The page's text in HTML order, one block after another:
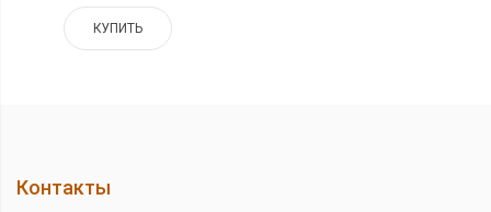
КУПИТЬ
Контакты